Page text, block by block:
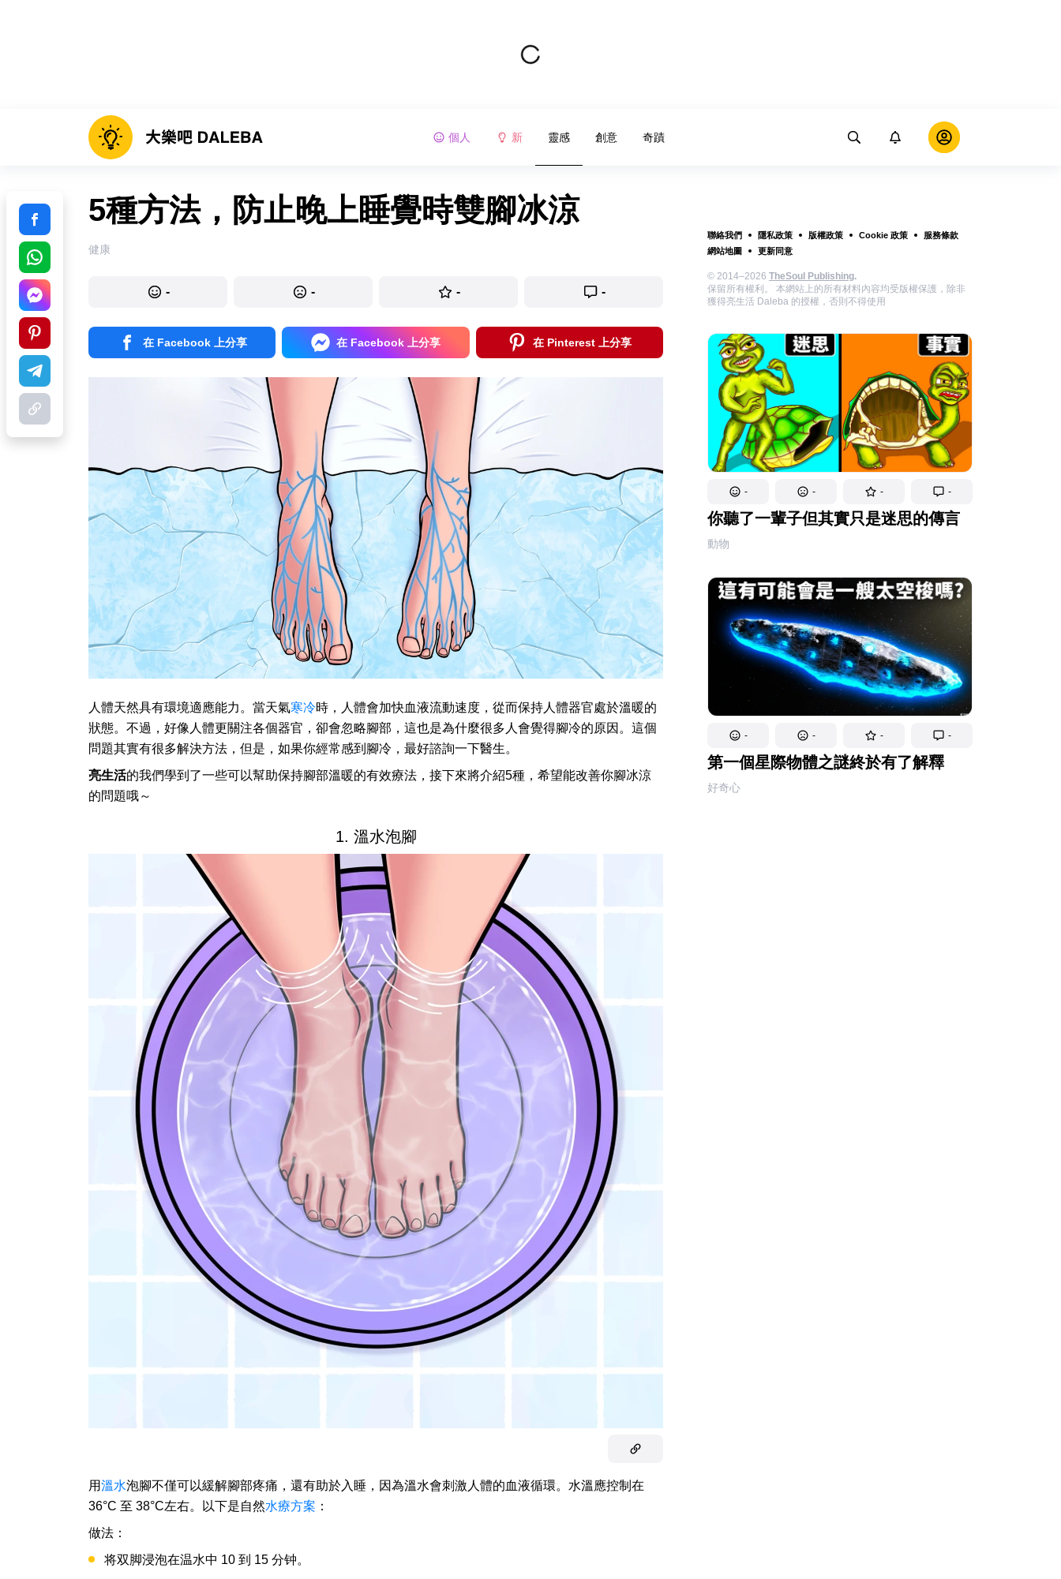
個人 新 靈感 創意 奇蹟
聯絡我們 隱私政策 版權政策 Cookie 政策
服務條款
網站地圖
更新同意
© 2014–2026 TheSoul Publishing.
保留所有權利。 本網站上的所有材料內容均受版權保護，除非
獲得亮生活 Daleba 的授權，否則不得使用
- - - -
你聽了一輩子但其實只是迷思的傳言
動物
- - - -
第一個星際物體之謎終於有了解釋
好奇心
5種方法，防止晚上睡覺時雙腳冰涼
健康
- - - -
在 Facebook 上分享 在 Facebook 上分享 在 Pinterest 上分享
人體天然具有環境適應能力。當天氣寒冷時，人體會加快血液流動速度，從而保持人體器官處於溫暖的
狀態。不過，好像人體更關注各個器官，卻會忽略腳部，這也是為什麼很多人會覺得腳冷的原因。這個
問題其實有很多解決方法，但是，如果你經常感到腳冷，最好諮詢一下醫生。
亮生活的我們學到了一些可以幫助保持腳部溫暖的有效療法，接下來將介紹5種，希望能改善你腳冰涼
的問題哦～
1. 溫水泡腳
用溫水泡腳不僅可以緩解腳部疼痛，還有助於入睡，因為溫水會刺激人體的血液循環。水溫應控制在
36°C 至 38°C左右。以下是自然水療方案 ：
做法：
将双脚浸泡在温水中 10 到 15 分钟。